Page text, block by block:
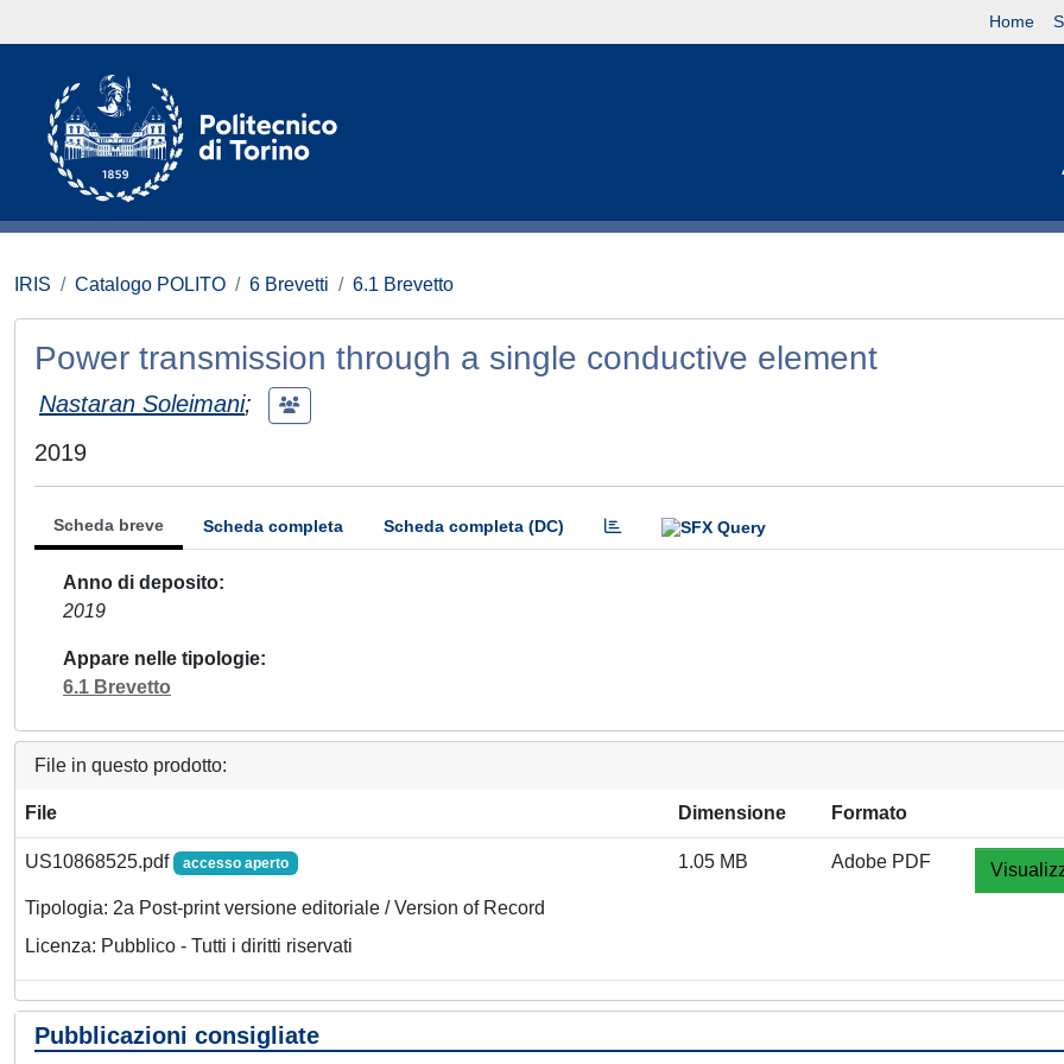
Home
IRIS Catalogo POLITO 6 Brevetti 6.1 Brevetto
Power transmission through a single conductive element
Nastaran Soleimani;
2019
Scheda breve Scheda completa Scheda completa (DC)
Anno di deposito
2019
Appare nelle tipologie
6.1 Brevetto
File in questo prodotto:
File Dimensione Formato
US10868525.pdf accesso aperto
Tipologia: 2a Post-print versione editoriale / Version of Record
Licenza: Pubblico - Tutti i diritti riservati
1.05 MB Adobe PDF
Pubblicazioni consigliate